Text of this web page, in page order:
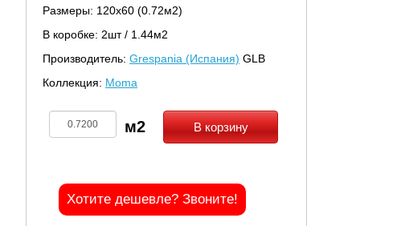
Размеры: 120х60 (0.72м2)
В коробке: 2шт / 1.44м2
Производитель: Grespania (Испания) GLB
Коллекция: Moma
В корзину
Хотите дешевле? Звоните!